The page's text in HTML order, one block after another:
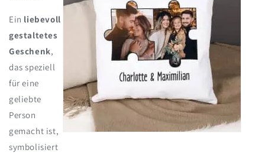
Ein liebevoll
gestaltetes
Geschenk,
das speziell
für eine
geliebte
Person
gemacht ist,
symbolisiert